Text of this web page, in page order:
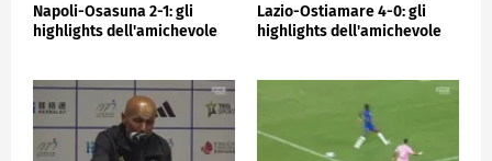
Napoli-Osasuna 2-1: gli
highlights dell'amichevole
Lazio-Ostiamare 4-0: gli
highlights dell'amichevole